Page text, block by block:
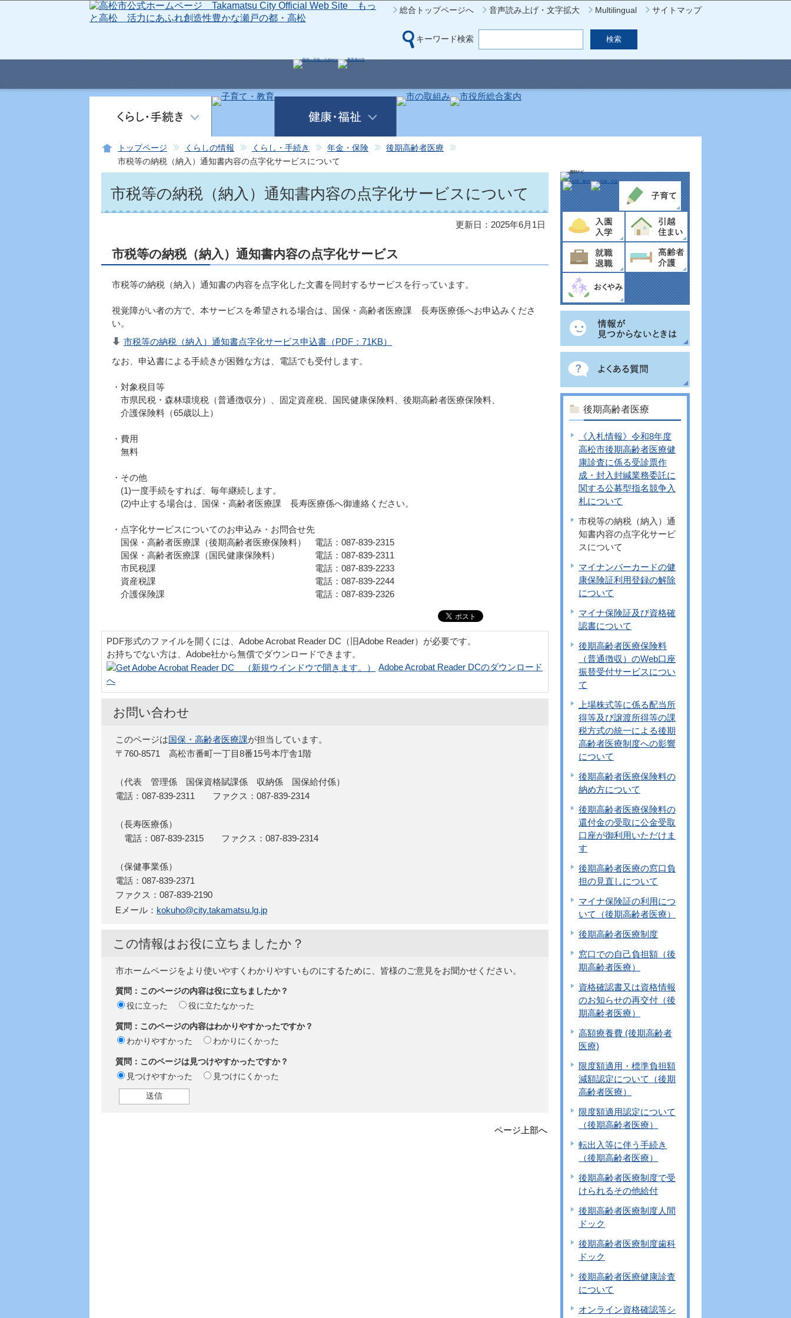
このページの本文へ移動
総合トップページへ 音声読み上げ・文字拡大 Multilingual サイトマップ
キーワード検索
トップページ くらしの情報 くらし・手続き 年金・保険
後期高齢者医療
市税等の納税（納入）通知書内容の点字化サービスについて
市税等の納税（納入）通知書内容の点字化サービスについて
更新日：2025年6月1日
市税等の納税（納入）通知書内容の点字化サービス
市税等の納税（納入）通知書の内容を点字化した文書を同封するサービスを行っています。
視覚障がい者の方で、本サービスを希望される場合は、国保・高齢者医療課 長寿医療係へお申込みくださ
い。
市税等の納税（納入）通知書点字化サービス申込書（PDF：71KB）
なお、申込書による手続きが困難な方は、電話でも受付します。
・対象税目等
市県民税・森林環境税（普通徴収分）、固定資産税、国民健康保険料、後期高齢者医療保険料、
介護保険料（65歳以上）
・費用
無料
・その他
(1)一度手続をすれば、毎年継続します。
(2)中止する場合は、国保・高齢者医療課 長寿医療係へ御連絡ください。
・点字化サービスについてのお申込み・お問合せ先
国保・高齢者医療課（後期高齢者医療保険料） 電話：087-839-2315
国保・高齢者医療課（国民健康保険料） 電話：087-839-2311
市民税課 電話：087-839-2233
資産税課 電話：087-839-2244
介護保険課 電話：087-839-2326
PDF形式のファイルを開くには、Adobe Acrobat Reader DC（旧Adobe Reader）が必要です。
お持ちでない方は、Adobe社から無償でダウンロードできます。
Adobe Acrobat Reader DCのダウンロード
へ
お問い合わせ
このページは国保・高齢者医療課が担当しています。
〒760-8571 高松市番町一丁目8番15号本庁舎1階
（代表 管理係 国保資格賦課係 収納係 国保給付係）
電話：087-839-2311 ファクス：087-839-2314
（長寿医療係）
電話：087-839-2315 ファクス：087-839-2314
（保健事業係）
電話：087-839-2371
ファクス：087-839-2190
Eメール： kokuho@city.takamatsu.lg.jp
この情報はお役に立ちましたか？
市ホームページをより使いやすくわかりやすいものにするために、皆様のご意見をお聞かせください。
質問：このページの内容は役に立ちましたか？
役に立った
役に立たなかった
質問：このページの内容はわかりやすかったですか？
わかりやすかった
わかりにくかった
質問：このページは見つけやすかったですか？
見つけやすかった
見つけにくかった
ページ上部へ
後期高齢者医療
《入札情報》令和8年度
高松市後期高齢者医療健
康診査に係る受診票作
成・封入封緘業務委託に
関する公募型指名競争入
札について
市税等の納税（納入）通
知書内容の点字化サービ
スについて
マイナンバーカードの健
康保険証利用登録の解除
について
マイナ保険証及び資格確
認書について
後期高齢者医療保険料
（普通徴収）のWeb口座
振替受付サービスについ
て
上場株式等に係る配当所
得等及び譲渡所得等の課
税方式の統一による後期
高齢者医療制度への影響
について
後期高齢者医療保険料の
納め方について
後期高齢者医療保険料の
還付金の受取に公金受取
口座が御利用いただけま
す
後期高齢者医療の窓口負
担の見直しについて
マイナ保険証の利用につ
いて（後期高齢者医療）
後期高齢者医療制度
窓口での自己負担額（後
期高齢者医療）
資格確認書又は資格情報
のお知らせの再交付（後
期高齢者医療）
高額療養費 (後期高齢者
医療)
限度額適用・標準負担額
減額認定について（後期
高齢者医療）
限度額適用認定について
（後期高齢者医療）
転出入等に伴う手続き
（後期高齢者医療）
後期高齢者医療制度で受
けられるその他給付
後期高齢者医療制度人間
ドック
後期高齢者医療制度歯科
ドック
後期高齢者医療健康診査
について
オンライン資格確認等シ